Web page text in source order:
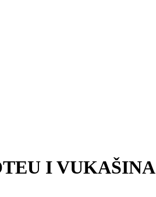
I VUKAŠINA